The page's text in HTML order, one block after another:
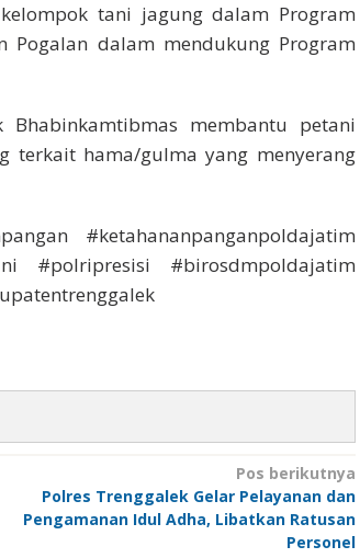
tani jagung dalam Program
Pogalan dalam mendukung Program
membantu petani
terkait hama/gulma yang menyerang
#ketahananpanganpoldajatim
#polripresisi #birosdmpoldajatim
Pos berikutnya
Polres Trenggalek Gelar Pelayanan dan
Pengamanan Idul Adha, Libatkan Ratusan
Personel